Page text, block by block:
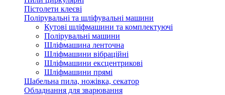
Пістолети клеєві
Полірувальні та шліфувальні машини
Кутові шліфмашини та комплектуючі
Полірувальні машини
Шліфмашина ленточна
Шліфмашини вібраційні
Шліфмашини ексцентрикові
Шліфмашини прямі
Шабельна пила, ножівка, секатор
Обладнання для зварювання